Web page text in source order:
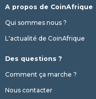
A propos de CoinAfrique
Qui sommes nous ?
L'actualité de CoinAfrique
Des questions ?
Comment ça marche ?
Nous contacter